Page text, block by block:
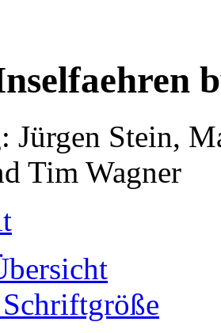
Jürgen Stein,
Tim Wagner